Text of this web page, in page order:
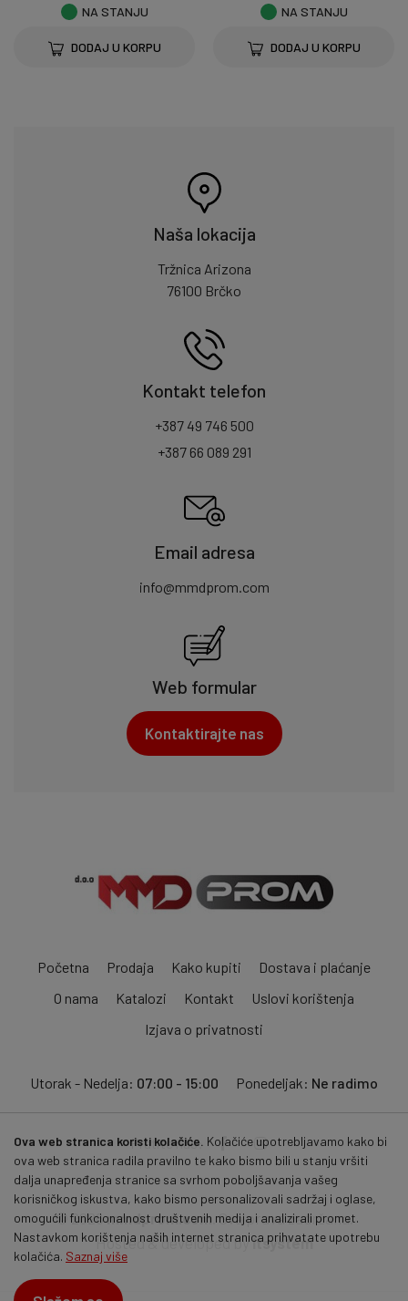
NA STANJU
DODAJ U KORPU
NA STANJU
DODAJ U KORPU
Naša lokacija
Tržnica Arizona
76100 Brčko
Kontakt telefon
+387 49 746 500
+387 66 089 291
Email adresa
info@mmdprom.com
Web formular
Kontaktirajte nas
Početna Prodaja Kako kupiti
Dostava i plaćanje
O nama
Katalozi Kontakt
Uslovi korištenja
Izjava o privatnosti
Utorak - Nedelja: 07:00 - 15:00 Ponedeljak: Ne radimo
Pratite nas:
© 2026mmdprom.com . Sva prava zadržana.
Hosted & developed byitsystem
Ova web stranica koristi kolačiće. Kolačiće upotrebljavamo kako bi
ova web stranica radila pravilno te kako bismo bili u stanju vršiti
dalja unapređenja stranice sa svrhom poboljšavanja vašeg
korisničkog iskustva, kako bismo personalizovali sadržaj i oglase,
omogućili funkcionalnost društvenih medija i analizirali promet.
Nastavkom korištenja naših internet stranica prihvatate upotrebu
kolačića. Saznaj više